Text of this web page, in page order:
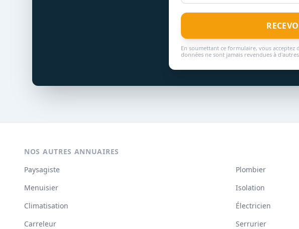
En soumettant ce formulaire, vous
données ne sont jamais revendues à
NOS AUTRES ANNUAIRES
Paysagiste
Plombier
Menuisier
Isolation
Climatisation
Électricien
Carreleur
Serrurier